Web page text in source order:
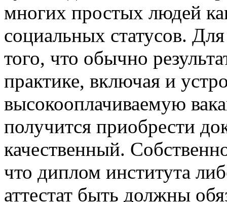
многих простых людей
социальных статусов.
того, что обычно
практике, включая и
высокооплачиваемую
получится приобрести
качественный.
что диплом института
аттестат быть должны